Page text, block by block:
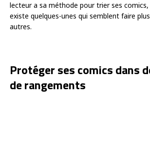
lecteur a sa méthode pour trier ses comics,
existe quelques-unes qui semblent faire plus
autres.
Protéger ses comics dans
de rangements